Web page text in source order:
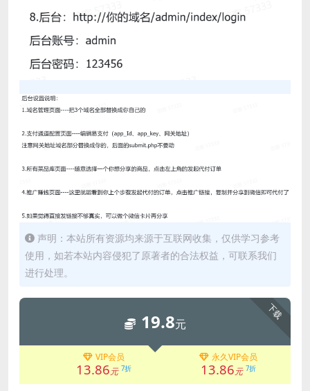
声明：本站所有资源均来源于互联网收集，仅供学习参考
使用，如若本站内容侵犯了原著者的合法权益，可联系我们
进行处理。
下载
19.8元
VIP会员
13.86元 7折
永久VIP会员
13.86元 7折